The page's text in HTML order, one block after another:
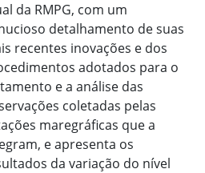
da RMPG, com um
detalhamento de suas
recentes inovações e dos
adotados para o
e a análise das
coletadas pelas
maregráficas que a
e apresenta os
da variação do nível